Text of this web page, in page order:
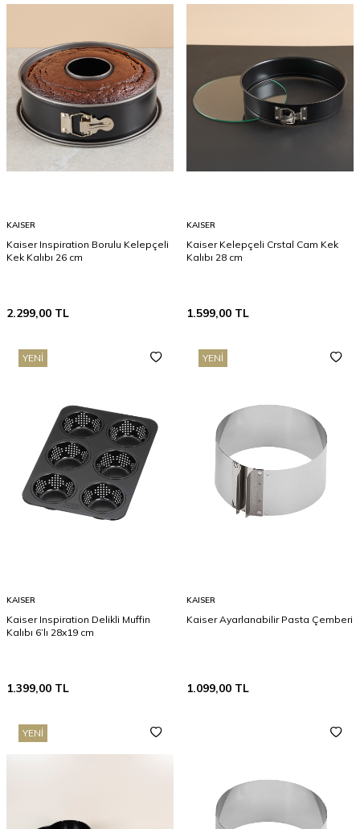
KAISER
Kaiser Inspiration Borulu Kelepçeli
Kek Kalıbı 26 cm
2.299,00 TL
KAISER
Kaiser Kelepçeli Crstal Cam Kek
Kalıbı 28 cm
1.599,00 TL
YENI
KAISER
Kaiser Inspiration Delikli Muffin
Kalıbı 6’lı 28x19 cm
1.399,00 TL
YENI
KAISER
Kaiser Ayarlanabilir Pasta Çemberi
1.099,00 TL
YENI